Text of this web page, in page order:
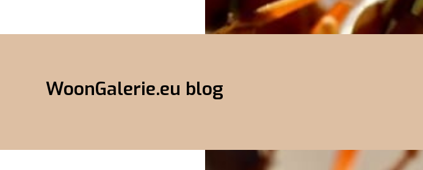
WoonGalerie.eu blog